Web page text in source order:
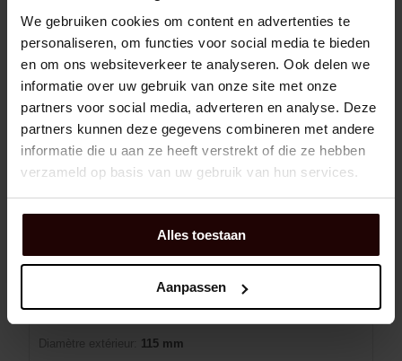
We gebruiken cookies om content en advertenties te
personaliseren, om functies voor social media te bieden
en om ons websiteverkeer te analyseren. Ook delen we
informatie over uw gebruik van onze site met onze
partners voor social media, adverteren en analyse. Deze
partners kunnen deze gegevens combineren met andere
informatie die u aan ze heeft verstrekt of die ze hebben
verzameld op basis van uw gebruik van hun services.
Alles toestaan
Aanpassen
En rupture de stock 8 jour(s) de livraison
CAGE A ROULEAUX AXIALE K89313-TV/0-
8 INA
EAN: 4054362426929
Diamètre extérieur: 115 mm